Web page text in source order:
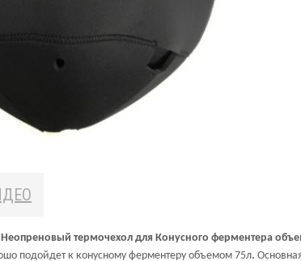
Неопреновый термочехол для Конусного ферментера
подойдет к конусному ферментеру объемом 75л.